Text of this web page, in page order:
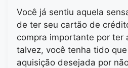
Você já sentiu aquela
de ter seu cartão de
compra importante por ter
talvez, você tenha tido
aquisição desejada por